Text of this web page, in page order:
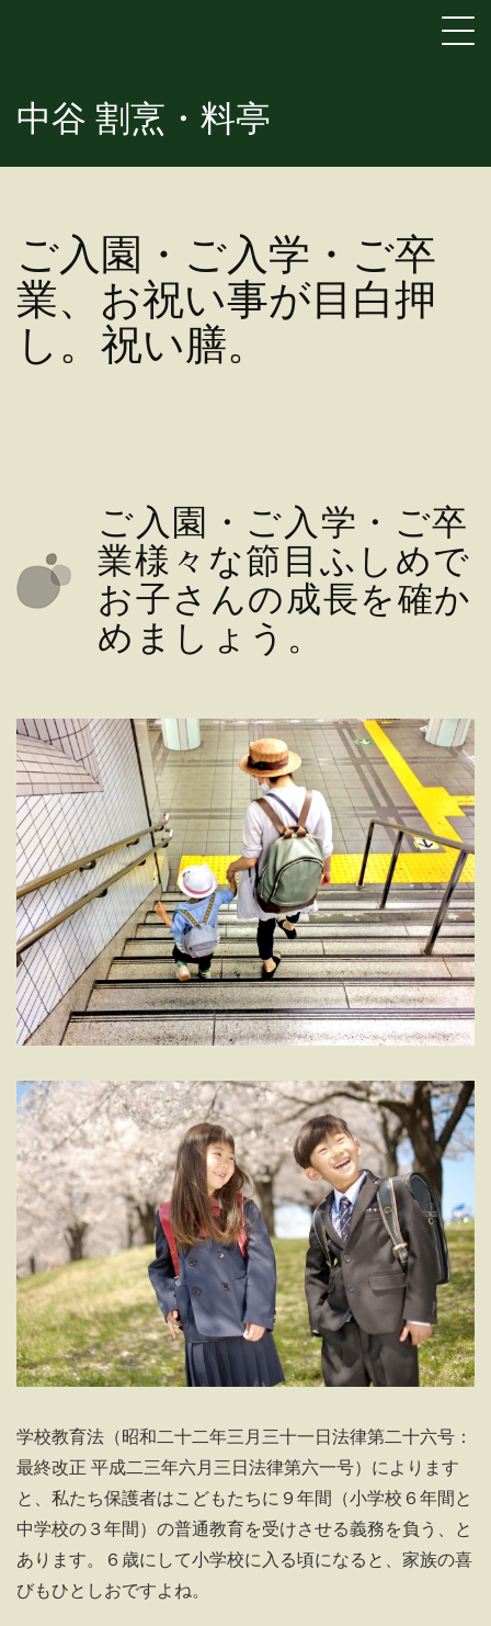
中谷 割烹・料亭
ご入園・ご入学・ご卒
業、お祝い事が目白押
し。祝い膳。
ご入園・ご入学・ご卒
業様々な節目ふしめで
お子さんの成長を確か
めましょう。
学校教育法（昭和二十二年三月三十一日法律第二十六号：
最終改正 平成二三年六月三日法律第六一号）によります
と、私たち保護者はこどもたちに９年間（小学校６年間と
中学校の３年間）の普通教育を受けさせる義務を負う、と
あります。６歳にして小学校に入る頃になると、家族の喜
びもひとしおですよね。